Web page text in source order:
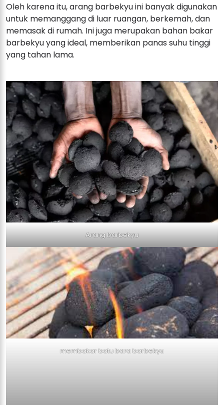
Oleh karena itu, arang barbekyu ini banyak digunakan
untuk memanggang di luar ruangan, berkemah, dan
memasak di rumah. Ini juga merupakan bahan bakar
barbekyu yang ideal, memberikan panas suhu tinggi
yang tahan lama.
Arang barbekyu
membakar batu bara barbekyu